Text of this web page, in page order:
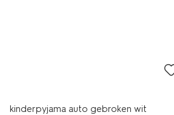
kinderpyjama auto gebroken wit